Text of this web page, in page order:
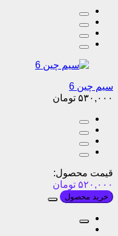
سیم چین 6
۵۳۰,۰۰۰ تومان
قیمت محصول:
۵۲۰,۰۰۰ تومان
خرید محصول